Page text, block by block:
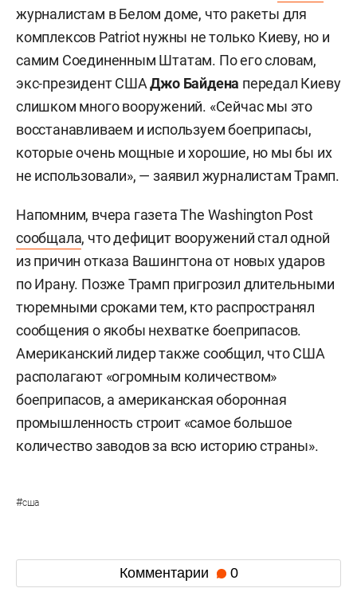
журналистам в Белом доме, что ракеты для
комплексов Patriot нужны не только Киеву, но и
самим Соединенным Штатам. По его словам,
экс-президент СШАДжо Байдена передал Киеву
слишком много вооружений. «Сейчас мы это
восстанавливаем и используем боеприпасы,
которые очень мощные и хорошие, но мы бы их
не использовали», — заявил журналистам Трамп.
Напомним, вчера газета The Washington Post
сообщала, что дефицит вооружений стал одной
из причин отказа Вашингтона от новых ударов
по Ирану. Позже Трамп пригрозил длительными
тюремными сроками тем, кто распространял
сообщения о якобы нехватке боеприпасов.
Американский лидер также сообщил, что США
располагают «огромным количеством»
боеприпасов, а американская оборонная
промышленность строит «самое большое
количество заводов за всю историю страны».
#сша
Комментарии 0